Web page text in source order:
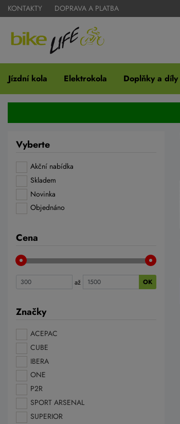
KONTAKTY DOPRAVA A PLATBA
Jízdní kola Elektrokola Doplňky a díly
Vyberte
Akční nabídka
Skladem
Novinka
Objednáno
Cena
až OK
Značky
ACEPAC
CUBE
IBERA
ONE
P2R
SPORT ARSENAL
SUPERIOR